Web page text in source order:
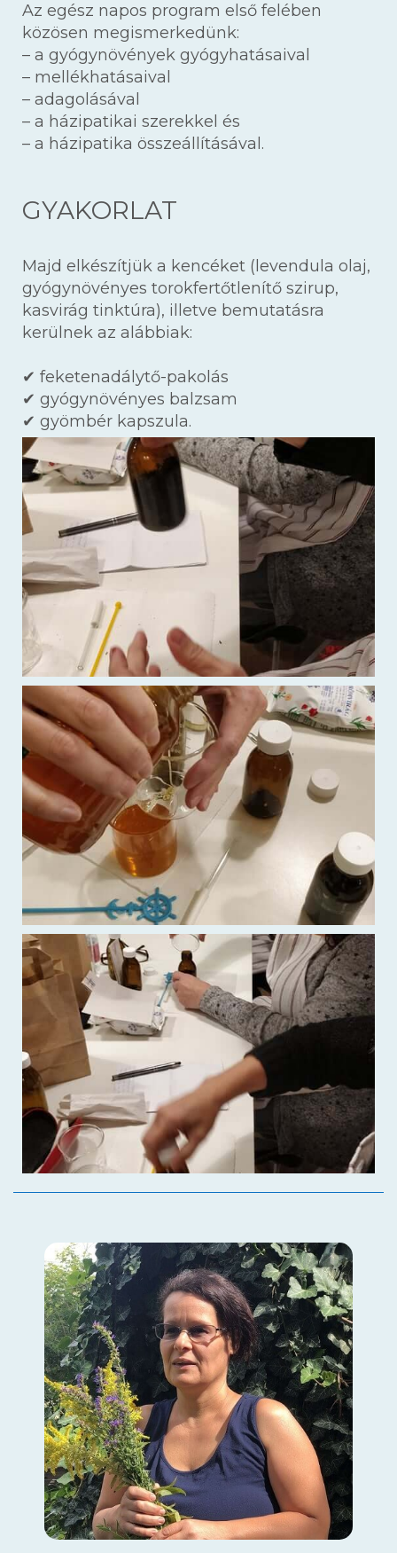
Az egész napos program első felében
közösen megismerkedünk:
– a gyógynövények gyógyhatásaival
– mellékhatásaival
– adagolásával
– a házipatikai szerekkel és
– a házipatika összeállításával.
GYAKORLAT
Majd elkészítjük a kencéket (levendula olaj,
gyógynövényes torokfertőtlenítő szirup,
kasvirág tinktúra), illetve bemutatásra
kerülnek az alábbiak:
✔ feketenadálytő-pakolás
✔ gyógynövényes balzsam
✔ gyömbér kapszula.